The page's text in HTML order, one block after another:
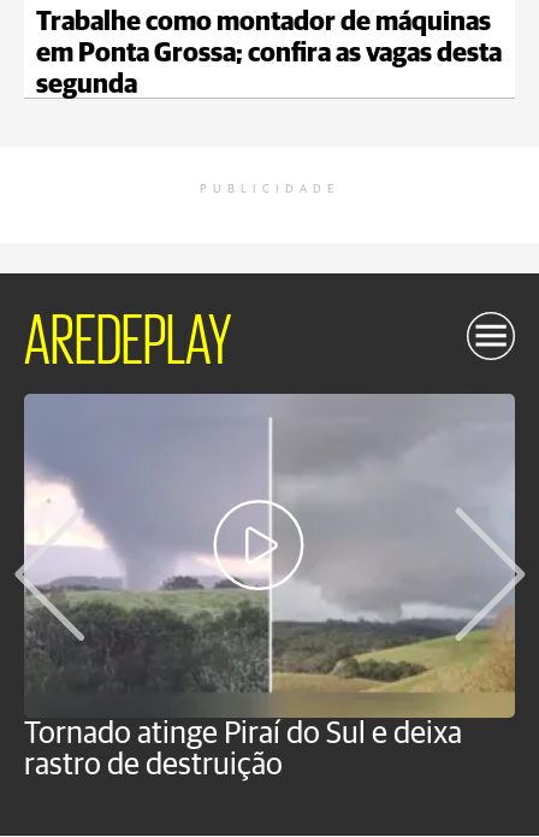
Trabalhe como montador de máquinas
em Ponta Grossa; confira as vagas desta
segunda
PUBLICIDADE
AREDEPLAY
Tornado atinge Piraí do Sul e deixa
rastro de destruição